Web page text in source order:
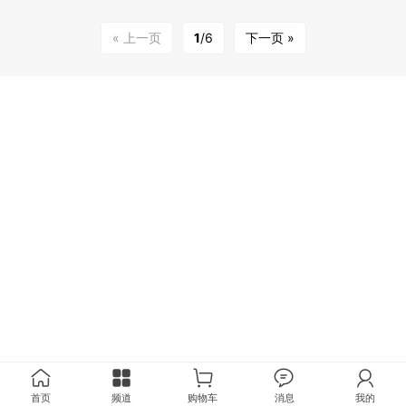
« 上一页 1/6 下一页 »
首页 频道 购物车 消息 我的